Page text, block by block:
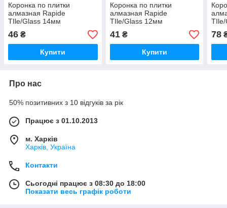
Коронка по плитки
алмазная Rapide
TIle/Glass 14мм
46 ₴
Купити
Коронка по плитки
алмазная Rapide
TIle/Glass 12мм
41₴
Купити
78
Про нас
50% позитивних з 10 відгуків за рік
Працює з 01.10.2013
м. Харків
Харків, Україна
Контакти
Сьогодні працює з 08:30 до 18:00
Показати весь графік роботи